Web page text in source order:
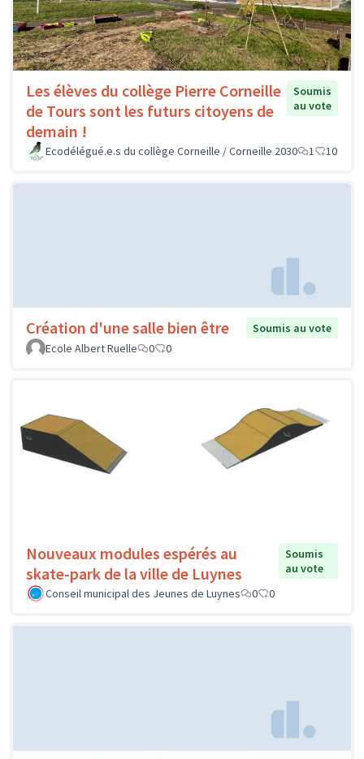
Les élèves du collège Pierre Corneille
de Tours sont les futurs citoyens de
demain !
Soumis
au vote
Ecodélégué.e.s du collège Corneille / Corneille 2030 1 10
Création d'une salle bien être
Soumis au vote
Ecole Albert Ruelle
0 0
Nouveaux modules espérés au
skate-park de la ville de Luynes
Soumis
au vote
Conseil municipal des Jeunes de Luynes
0 0